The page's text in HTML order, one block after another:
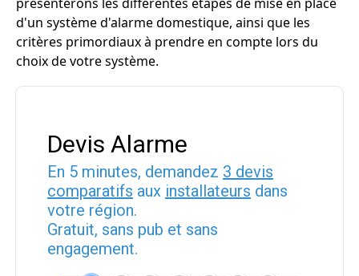
d'un système d'alarme domestique, ainsi que les
critères primordiaux à prendre en compte lors du
choix de votre système.
Devis Alarme
En 5 minutes, demandez 3 devis
comparatifs aux installateurs dans
votre région.
Gratuit, sans pub et sans
engagement.